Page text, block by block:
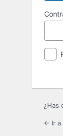
¿Has
← Ir a